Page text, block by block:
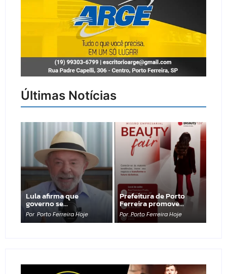
Últimas Notícias
Lula afirma que
governo se…
Por Porto Ferreira Hoje
Prefeitura de Porto
Ferreira promove…
Por Porto Ferreira Hoje